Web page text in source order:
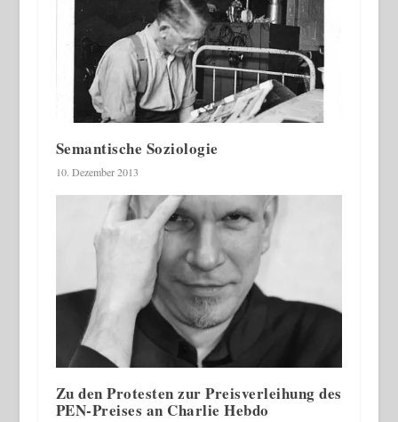
Semantische Soziologie
10. Dezember 2013
Zu den Protesten zur Preisverleihung des
PEN-Preises an Charlie Hebdo